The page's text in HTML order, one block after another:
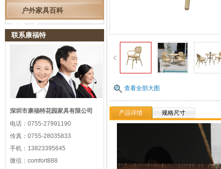
户外家具百科
浏览记录
联系康福特
深圳市康福特花园家具有限公司
电话： 0755-27991190
传真： 0755-28035833
手机： 13823395645
微信： comfort888
查看全部大图
产品详情 规格尺寸